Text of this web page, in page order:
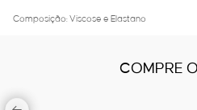
Composição: Viscose e Elastano
COMPRE